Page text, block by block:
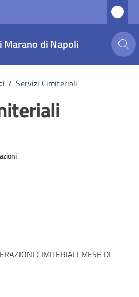
Marano di Napoli
/ Servizi Cimiteriali
CIMITERIALI MESE DI